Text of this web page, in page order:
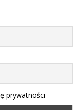
prywatności